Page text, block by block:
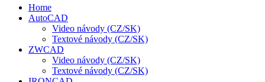
Home
AutoCAD
Video návody (CZ/SK)
Textové návody (CZ/SK)
ZWCAD
Video návody (CZ/SK)
Textové návody (CZ/SK)